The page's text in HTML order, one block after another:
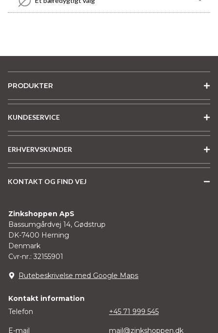
PRODUKTER
KUNDESERVICE
ERHVERVSKUNDER
KONTAKT OG FIND VEJ
Zinkshoppen ApS
Bassumgårdvej 14, Gødstrup
DK-7400 Herning
Denmark
Cvr-nr.: 32155901
Rutebeskrivelse med Google Maps
Kontakt information
Telefon
E-mail
+45 71 999 545
mail@zinkshoppen.dk